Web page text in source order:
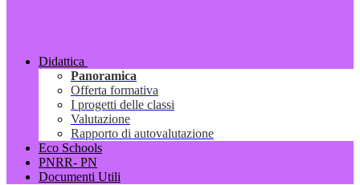
Didattica
Panoramica
Offerta formativa
I progetti delle classi
Valutazione
Rapporto di autovalutazione
Eco Schools
PNRR- PN
Documenti Utili